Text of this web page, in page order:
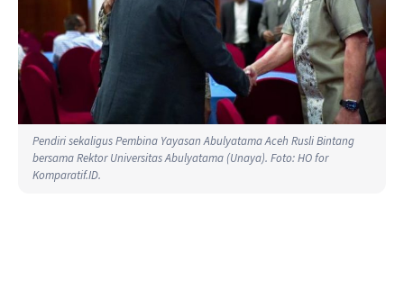
Pendiri sekaligus Pembina Yayasan Abulyatama Aceh Rusli Bintang
bersama Rektor Universitas Abulyatama (Unaya). Foto: HO for
Komparatif.ID.